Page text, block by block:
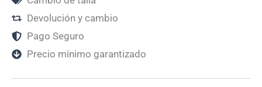
Devolución y cambio
Pago Seguro
Precio mínimo garantizado